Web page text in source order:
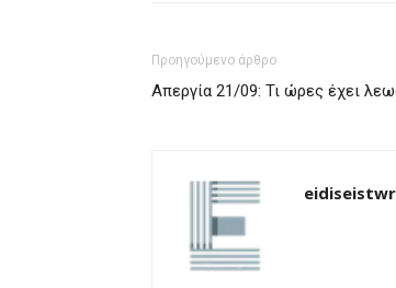
Προηγούμενο άρθρο
Απεργία 21/09: Τι ώρες έχει